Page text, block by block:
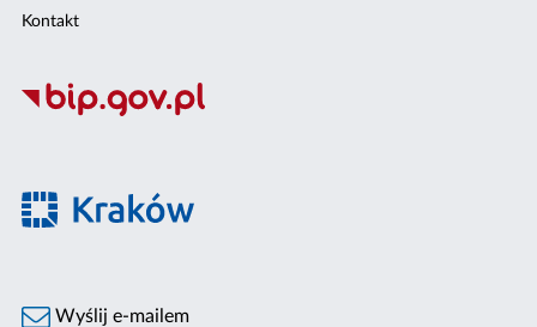
Kontakt
Wyślij e-mailem